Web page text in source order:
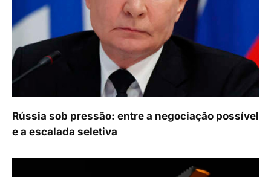
Rússia sob pressão: entre a negociação possível
e a escalada seletiva